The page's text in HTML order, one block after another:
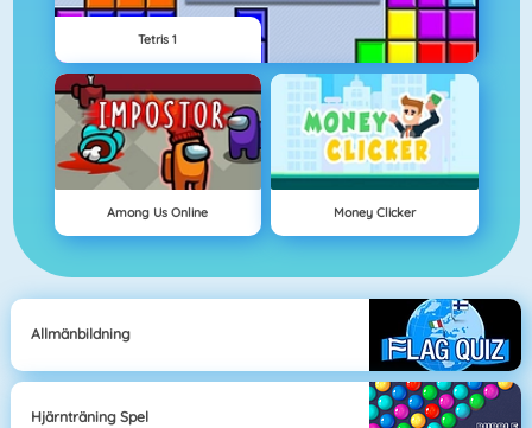
Tetris 1
Among Us Online Money Clicker
Allmänbildning
Hjärnträning Spel